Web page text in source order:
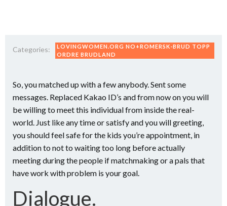
Categories:
LOVINGWOMEN.ORG NO+ROMERSK-BRUD TOPP
ORDRE BRUDLAND
So, you matched up with a few anybody. Sent some
messages. Replaced Kakao ID’s and from now on you will
be willing to meet this individual from inside the real-
world. Just like any time or satisfy and you will greeting,
you should feel safe for the kids you’re appointment, in
addition to not to waiting too long before actually
meeting during the people if matchmaking or a pals that
have work with problem is your goal.
Dialogue.